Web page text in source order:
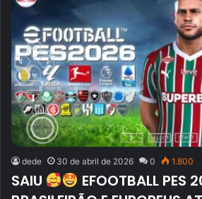
dede 30 de abril de 2026 0 1.800
SAIU
EFOOTBALL PES